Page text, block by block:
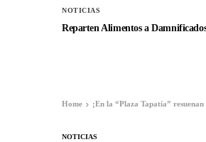
NOTICIAS
Reparten Alimentos a
Home ¡En la “Plaza Tapatía”
NOTICIAS